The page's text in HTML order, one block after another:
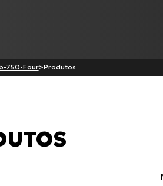
750-Four>Produtos